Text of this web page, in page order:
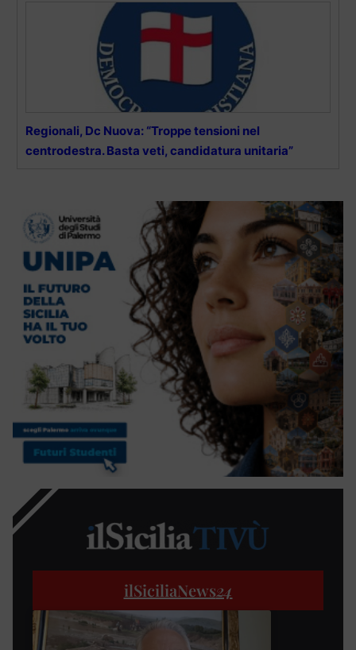
Regionali, Dc Nuova: “Troppe tensioni nel
centrodestra. Basta veti, candidatura unitaria”
ilSiciliaNews24